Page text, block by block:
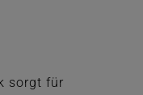
sorgt für